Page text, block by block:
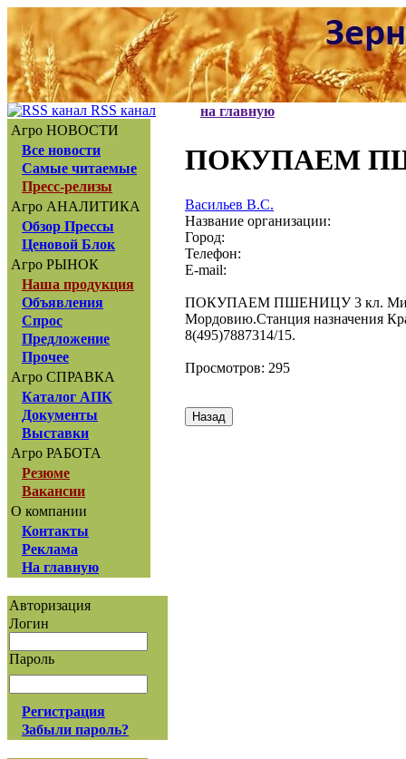
RSS канал
Агро НОВОСТИ
Все новости
Самые читаемые
Пресс-релизы
Агро АНАЛИТИКА
Обзор Прессы
Ценовой Блок
Агро РЫНОК
Наша продукция
Объявления
Спрос
Предложение
Прочее
Агро СПРАВКА
Каталог АПК
Документы
Выставки
Агро РАБОТА
Резюме
Вакансии
О компании
Контакты
Реклама
На главную
Авторизация
Логин
Пароль
Регистрация
Забыли пароль?
на главную
ПОКУПАЕМ
Васильев В.С.
Название организации:
Город:
Телефон:
E-mail:
ПОКУПАЕМ ПШЕНИЦУ 3 кл.
Мордовию.Станция назначения
8(495)7887314/15.
Просмотров: 295